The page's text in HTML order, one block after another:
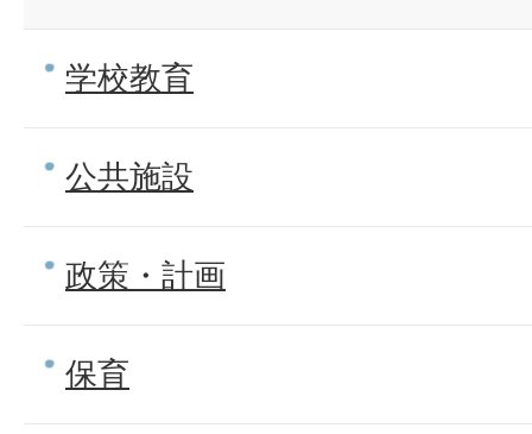
学校教育
公共施設
政策・計画
保育